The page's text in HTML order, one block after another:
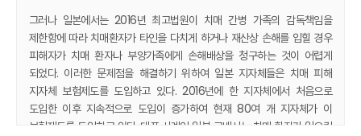
그러나 일본에서는 2016년 최고법원이 치매 간병 가족의 감독책임을
제한함에 따라 치매환자가 타인을 다치게 하거나 재산상 손해를 입힐 경우
피해자가 치매 환자나 부양가족에게 손해배상을 청구하는 것이 어렵게
되었다. 이러한 문제점을 해결하기 위하여 일본 지자체들은 치매 피해
지자체 보험제도를 도입하고 있다. 2016년에 한 지자체에서 처음으로
도입한 이후 지속적으로 도입이 증가하여 현재 80여 개 지자체가 이
보험제도를 도입하고 있다. 대표 사례인 일본 고베시는 치매 환자가 일으킨